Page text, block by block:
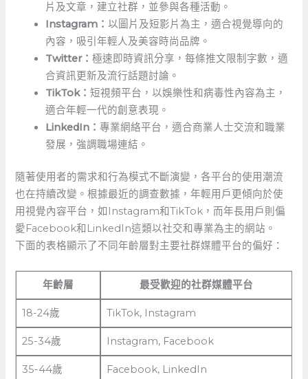
片及文章，建立社群，並參與各種活動。
Instagram：以圖片及短影片為主，適合視覺導向的
內容，吸引年輕人及美容時尚品牌。
Twitter：極速即時資訊分享，每條推文限制字數，適
合資訊更新及流行話題討論。
TikTok：短視頻平台，以娛樂性和病毒性內容為主，
適合年輕一代的創意表現。
LinkedIn：專業網絡平台，適合商業人士交流和職業
發展，強調職場連結。
隨著使用者的需求和行為模式不斷演變，各平台的使用潮流
也在持續改變。根據最近的調查數據，年輕用戶更傾向於使
用視覺內容平台，如Instagram和TikTok，而年長用戶則偏
愛Facebook和LinkedIn這類以社交和專業為主的網站。
下面的表格顯示了不同年齡層對主要社群媒體平台的偏好：
年齡層 最受歡迎的社群媒體平台
18-24歲 TikTok,‌ Instagram
25-34歲 Instagram,‌ Facebook
35-44歲 Facebook, LinkedIn